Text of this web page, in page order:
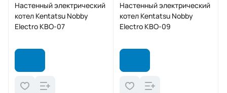
Настенный электрический
котел Kentatsu Nobby
Electro KBO-07
Настенный электрический
котел Kentatsu Nobby
Electro KBO-09